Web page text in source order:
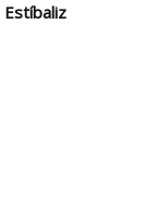
Estíbaliz